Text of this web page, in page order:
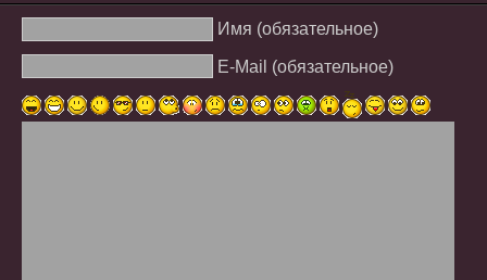
Имя (обязательное)
E-Mail (обязательное)